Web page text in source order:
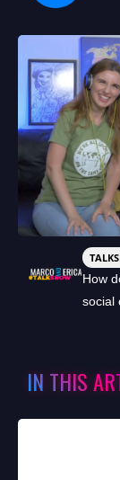
How
social
IN THIS